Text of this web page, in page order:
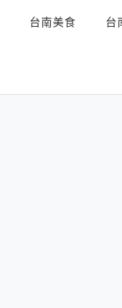
台南美食 台